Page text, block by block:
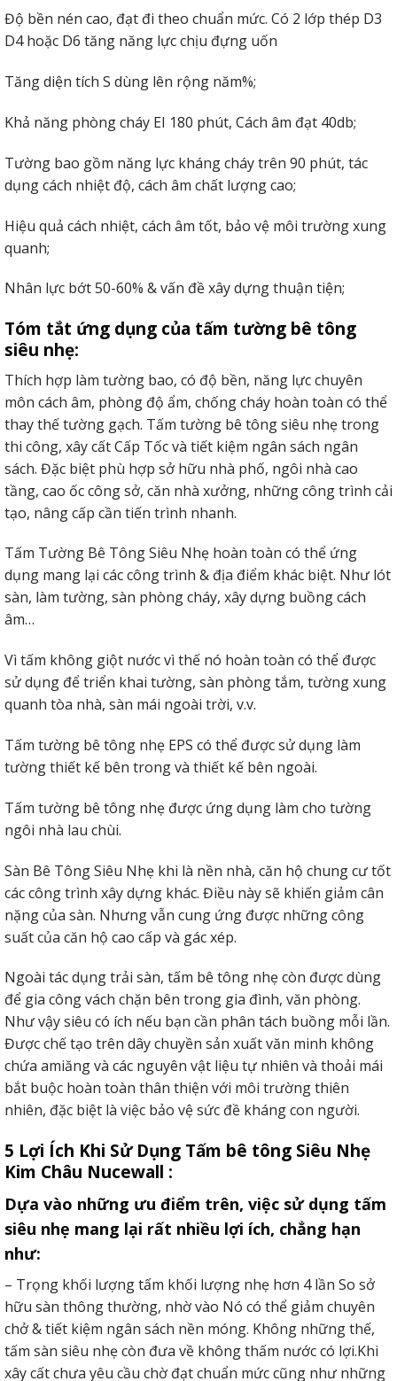
Độ bền nén cao, đạt đi theo chuẩn mức. Có 2 lớp thép D3
D4 hoặc D6 tăng năng lực chịu đựng uốn
Tăng diện tích S dùng lên rộng năm%;
Khả năng phòng cháy EI 180 phút, Cách âm đạt 40db;
Tường bao gồm năng lực kháng cháy trên 90 phút, tác
dụng cách nhiệt độ, cách âm chất lượng cao;
Hiệu quả cách nhiệt, cách âm tốt, bảo vệ môi trường xung
quanh;
Nhân lực bớt 50-60% & vấn đề xây dựng thuận tiện;
Tóm tắt ứng dụng của tấm tường bê tông
siêu nhẹ:
Thích hợp làm tường bao, có độ bền, năng lực chuyên
môn cách âm, phòng độ ẩm, chống cháy hoàn toàn có thể
thay thế tường gạch. Tấm tường bê tông siêu nhẹ trong
thi công, xây cất Cấp Tốc và tiết kiệm ngân sách ngân
sách. Đặc biệt phù hợp sở hữu nhà phố, ngôi nhà cao
tầng, cao ốc công sở, căn nhà xưởng, những công trình cải
tạo, nâng cấp cần tiến trình nhanh.
Tấm Tường Bê Tông Siêu Nhẹ hoàn toàn có thể ứng
dụng mang lại các công trình & địa điểm khác biệt. Như lót
sàn, làm tường, sàn phòng cháy, xây dựng buồng cách
âm…
Vì tấm không giột nước vì thế nó hoàn toàn có thể được
sử dụng để triển khai tường, sàn phòng tắm, tường xung
quanh tòa nhà, sàn mái ngoài trời, v.v.
Tấm tường bê tông nhẹ EPS có thể được sử dụng làm
tường thiết kế bên trong và thiết kế bên ngoài.
Tấm tường bê tông nhẹ được ứng dụng làm cho tường
ngôi nhà lau chùi.
Sàn Bê Tông Siêu Nhẹ khi là nền nhà, căn hộ chung cư tốt
các công trình xây dựng khác. Điều này sẽ khiến giảm cân
nặng của sàn. Nhưng vẫn cung ứng được những công
suất của căn hộ cao cấp và gác xép.
Ngoài tác dụng trải sàn, tấm bê tông nhẹ còn được dùng
để gia công vách chặn bên trong gia đình, văn phòng.
Như vậy siêu có ích nếu bạn cần phân tách buồng mỗi lần.
Được chế tạo trên dây chuyền sản xuất văn minh không
chứa amiăng và các nguyên vật liệu tự nhiên và thoải mái
bắt buộc hoàn toàn thân thiện với môi trường thiên
nhiên, đặc biệt là việc bảo vệ sức đề kháng con người.
5 Lợi Ích Khi Sử Dụng Tấm bê tông Siêu Nhẹ
Kim Châu Nucewall :
Dựa vào những ưu điểm trên, việc sử dụng tấm
siêu nhẹ mang lại rất nhiều lợi ích, chẳng hạn
như:
– Trọng khối lượng tấm khối lượng nhẹ hơn 4 lần So sở
hữu sàn thông thường, nhờ vào Nó có thể giảm chuyên
chở & tiết kiệm ngân sách nền móng. Không những thế,
tấm sàn siêu nhẹ còn đưa về không thấm nước có lợi.Khi
xây cất chưa yêu cầu chờ đạt chuẩn mức cũng như những